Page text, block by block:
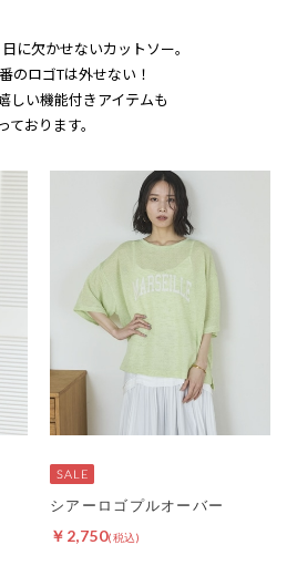
に欠かせないカットソー。
のロゴTは外せない！
しい機能付きアイテムも
ております。
シアーロゴプルオーバー
￥2,750